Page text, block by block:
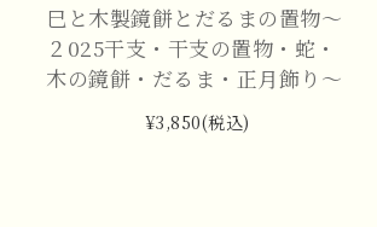
巳と木製鏡餅とだるまの置物～
２025干支・干支の置物・蛇・
木の鏡餅・だるま・正月飾り～
¥3,850(税込)